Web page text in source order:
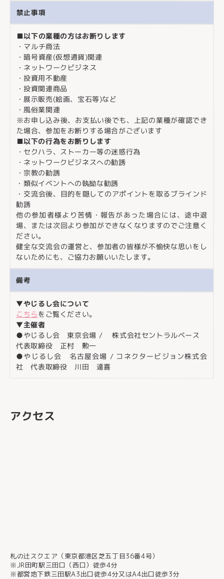
禁止事項
■以下の業種の方はお断りします
・マルチ商法
・暗号資産(仮想通貨)関連
・ネットワークビジネス
・投資用不動産
・投資関連商品
・展示販売(絵画、宝石等)など
・風俗業関連
※お申し込み後、お支払い後でも、上記の業種が確認でき
た場合、参加をお断りする場合がございます
■以下の行為をお断りします
・セクハラ、ストーカー等の迷惑行為
・ネットワークビジネスへの勧誘
・宗教の勧誘
・類似イベントへの執拗な勧誘
・交流会後、目的を隠してのアポイントを取るブラインド
勧誘
他の参加者様より苦情・報告があった場合には、途中退
場、または次回より参加ができなくなりますのでご注意く
ださい。
健全な交流会の運営と、参加者の皆様が不愉快な思いをし
ないためにも、ご協力お願いいたします。
備考
▼やじるし会について
こちらをご覧ください。
▼主催者
●やじるし会 東京会場 / 株式会社セントラルベース
代表取締役 正村 勲一
●やじるし会 名古屋会場 / コネクタービジョン株式会
社 代表取締役 川田 達喜
アクセス
札の辻スクエア（東京都港区芝五丁目36番4号）
※JR田町駅三田口（西口）徒歩4分
※都営地下鉄三田駅A3出口徒歩4分又はA4出口徒歩3分